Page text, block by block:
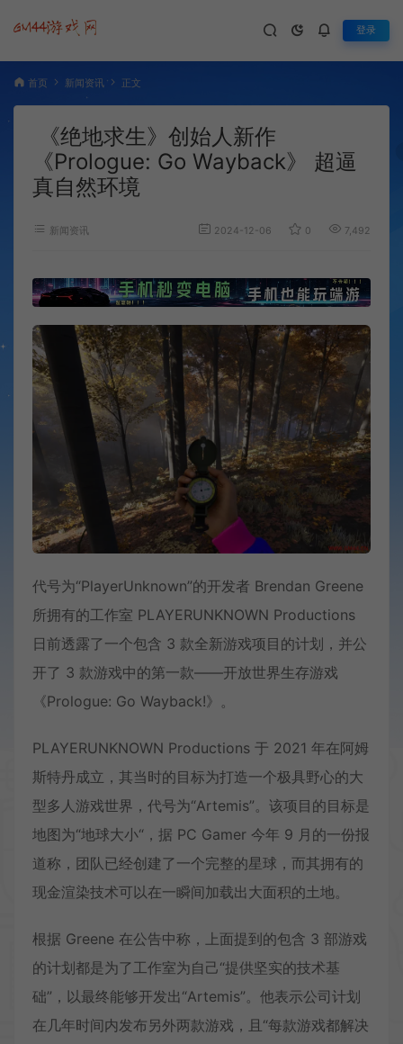
登录
首页 新闻资讯 正文
《绝地求生》创始人新作
《Prologue: Go Wayback》 超逼
真自然环境
新闻资讯 2024-12-06 0 7,492
代号为“PlayerUnknown”的开发者 Brendan Greene
所拥有的工作室 PLAYERUNKNOWN Productions
日前透露了一个包含 3 款全新游戏项目的计划，并公
开了 3 款游戏中的第一款——开放世界生存游戏
《Prologue: Go Wayback!》。
PLAYERUNKNOWN Productions 于 2021 年在阿姆
斯特丹成立，其当时的目标为打造一个极具野心的大
型多人游戏世界，代号为“Artemis”。该项目的目标是
地图为“地球大小“，据 PC Gamer 今年 9 月的一份报
道称，团队已经创建了一个完整的星球，而其拥有的
现金渲染技术可以在一瞬间加载出大面积的土地。
根据 Greene 在公告中称，上面提到的包含 3 部游戏
的计划都是为了工作室为自己“提供坚实的技术基
础”，以最终能够开发出“Artemis”。他表示公司计划
在几年时间内发布另外两款游戏，且“每款游戏都解决